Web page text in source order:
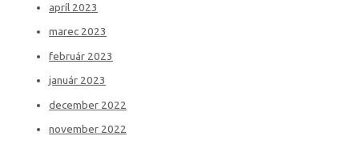
apríl 2023
marec 2023
február 2023
január 2023
december 2022
november 2022